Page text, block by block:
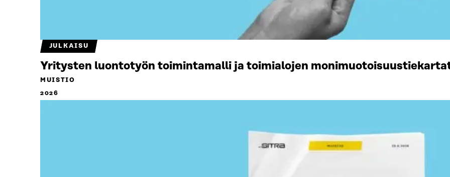
JULKAISU
Yritysten luontotyön toimintamalli ja toimialojen
MUISTIO
2026